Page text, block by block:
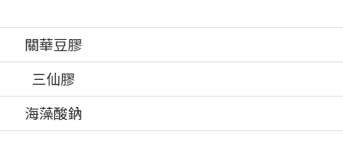
關華豆膠
三仙膠
海藻酸鈉